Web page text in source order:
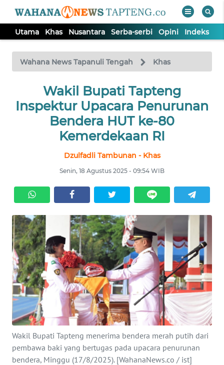
Utama Khas Nusantara Serba-serbi Opini Indeks
Wahana News Tapanuli Tengah Khas
Wakil Bupati Tapteng
Inspektur Upacara Penurunan
Bendera HUT ke-80
Kemerdekaan RI
Dzulfadli Tambunan - Khas
Senin, 18 Agustus 2025 - 09:54 WIB
Wakil Bupati Tapteng menerima bendera merah putih dari
pembawa baki yang bertugas pada upacara penurunan
bendera, Minggu (17/8/2025). [WahanaNews.co / ist]
TV
Tutup
SERBI
OPINI
Informasi
INDEKS
BERITA
KONTAK
KAMI
INFO
IKLAN